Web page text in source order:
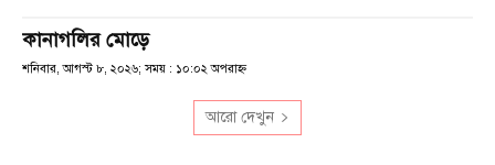
কানাগলির মোড়ে
শনিবার, আগস্ট ৮, ২০২৬; সময় : ১০:০২ অপরাহ্ণ
আরো দেখুন